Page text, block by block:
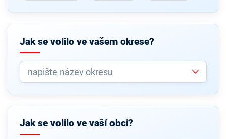
Jak se volilo ve vašem okrese?
Jak se volilo ve vaší obci?